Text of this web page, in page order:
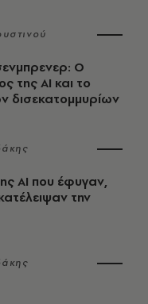
Ο
της AI και το
δισεκατομμυρίων
ΑΙ που έφυγαν,
την